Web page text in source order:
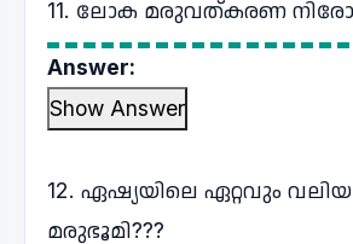
11. ലോക മരുവത്കരണ
Answer:
Show Answer
12. ഏഷ്യയിലെ ഏറ്റവും
മരുഭൂമി???